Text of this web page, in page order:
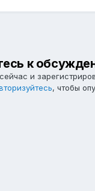
к
и
, чтобы